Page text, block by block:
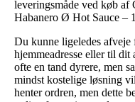
leveringsmåde ved køb af
Habanero Ø Hot Sauce –
Du kunne ligeledes
hjemmeadresse eller til dit
ofte en tand dyrere, men
mindst kostelige løsning
henter ordren, men dette